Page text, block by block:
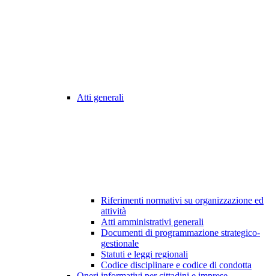
Atti generali
Riferimenti normativi su organizzazione ed
attività
Atti amministrativi generali
Documenti di programmazione strategico-
gestionale
Statuti e leggi regionali
Codice disciplinare e codice di condotta